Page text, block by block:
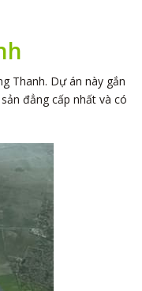
Thanh. Dự án này gắn
đẳng cấp nhất và có